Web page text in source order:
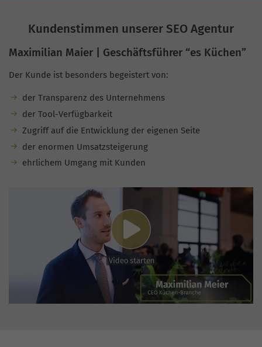
Kundenstimmen unserer SEO Agentur
Maximilian Maier | Geschäftsführer “es Küchen”
Der Kunde ist besonders begeistert von:
der Transparenz des Unternehmens
der Tool-Verfügbarkeit
Zugriff auf die Entwicklung der eigenen Seite
der enormen Umsatzsteigerung
ehrlichem Umgang mit Kunden